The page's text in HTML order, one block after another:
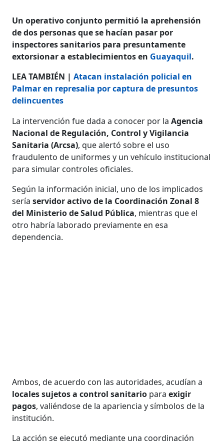
Un operativo conjunto permitió la aprehensión
de dos personas que se hacían pasar por
inspectores sanitarios para presuntamente
extorsionar a establecimientos en Guayaquil.
LEA TAMBIÉN |Atacan instalación policial en
Palmar en represalia por captura de presuntos
delincuentes
La intervención fue dada a conocer por laAgencia
Nacional de Regulación, Control y Vigilancia
Sanitaria (Arcsa), que alertó sobre el uso
fraudulento de uniformes y un vehículo institucional
para simular controles oficiales.
Según la información inicial, uno de los implicados
seríaservidor activo de la Coordinación Zonal 8
del Ministerio de Salud Pública, mientras que el
otro habría laborado previamente en esa
dependencia.
Ambos, de acuerdo con las autoridades, acudían a
locales sujetos a control sanitario para exigir
pagos, valiéndose de la apariencia y símbolos de la
institución.
La acción se ejecutó mediante una coordinación